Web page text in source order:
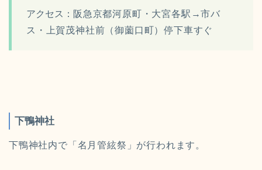
アクセス： 阪急京都河原町・大宮各駅→市バ
ス・上賀茂神社前（御薗口町）停下車すぐ
下鴨神社
下鴨神社内で「名月管絃祭」が行われます。